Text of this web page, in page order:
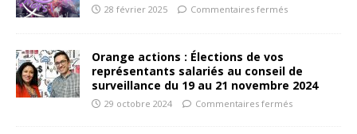
28 février 2025 Commentaires fermés
Orange actions : Élections de vos
représentants salariés au conseil de
surveillance du 19 au 21 novembre 2024
29 octobre 2024 Commentaires fermés